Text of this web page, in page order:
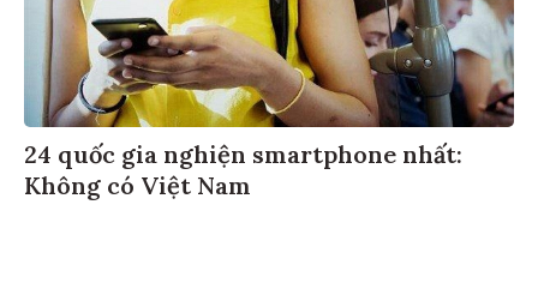
24 quốc gia nghiện smartphone nhất:
Không có Việt Nam